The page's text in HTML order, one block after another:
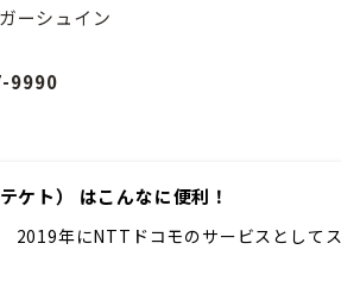
ーシュイン
9990
ト） はこんなに便利！
2019年にNTTドコモのサービスとしてス